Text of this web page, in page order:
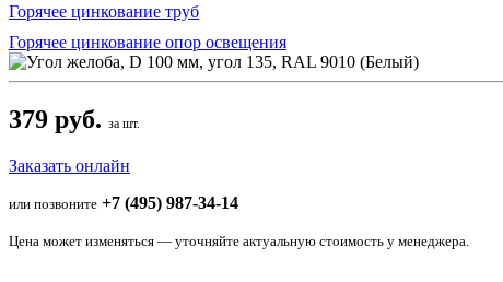
Горячее цинкование труб
Горячее цинкование опор освещения
379 руб. за шт.
Заказать онлайн
или позвоните +7 (495) 987-34-14
Цена может изменяться — уточняйте актуальную стоимость у менеджера.